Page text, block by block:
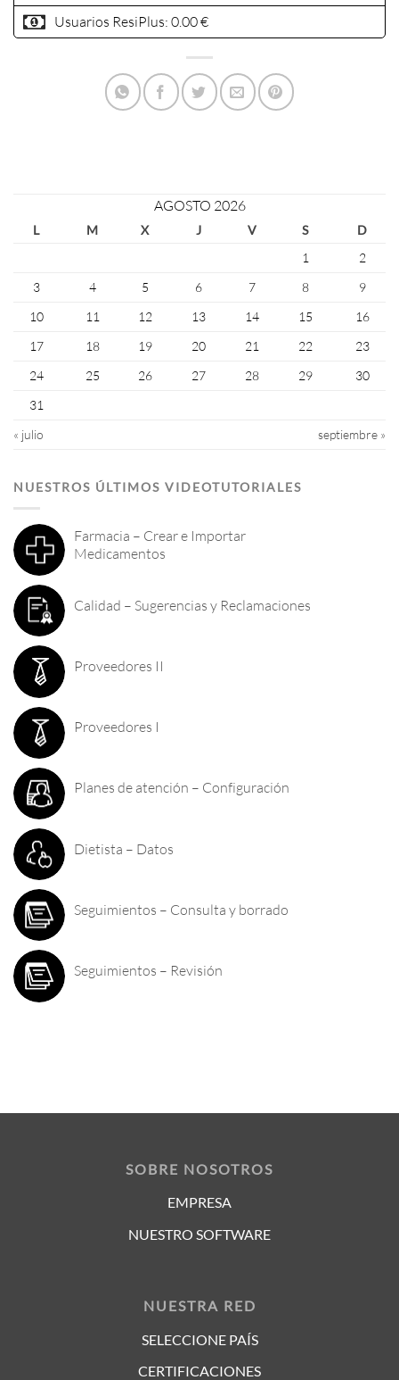
Usuarios ResiPlus: 0.00 €
AGOSTO 2026
L M X J V S
D
1
2
3
4 5 6 7 8
9
10
11 12 13 14 15
16
17
18 19 20 21 22
23
24
25 26 27 28 29
30
31
« julio
septiembre »
NUESTROS ÚLTIMOS VIDEOTUTORIALES
Farmacia – Crear e Importar
Medicamentos
Calidad – Sugerencias y Reclamaciones
Proveedores II
Proveedores I
Planes de atención – Configuración
Dietista – Datos
Seguimientos – Consulta y borrado
Seguimientos – Revisión
SOBRE NOSOTROS
EMPRESA
NUESTRO SOFTWARE
NUESTRA RED
SELECCIONE PAÍS
CERTIFICACIONES